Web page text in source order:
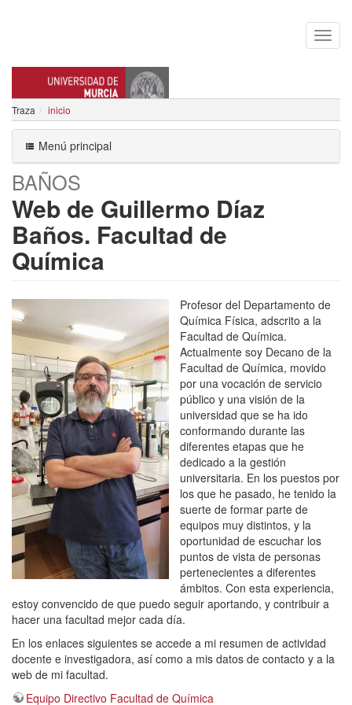
FRANCISCO GUILLERMO DIAZ
BAÑOS
Traza inicio
Menú principal
Web de Guillermo Díaz
Baños. Facultad de
Química
Profesor del Departamento de
Química Física, adscrito a la
Facultad de Química.
Actualmente soy Decano de la
Facultad de Química, movido
por una vocación de servicio
público y una visión de la
universidad que se ha ido
conformando durante las
diferentes etapas que he
dedicado a la gestión
universitaria. En los puestos por
los que he pasado, he tenido la
suerte de formar parte de
equipos muy distintos, y la
oportunidad de escuchar los
puntos de vista de personas
pertenecientes a diferentes
ámbitos. Con esta experiencia,
estoy convencido de que puedo seguir aportando, y contribuir a
hacer una facultad mejor cada día.
En los enlaces siguientes se accede a mi resumen de actividad
docente e investigadora, así como a mis datos de contacto y a la
web de mi facultad.
Equipo Directivo Facultad de Química